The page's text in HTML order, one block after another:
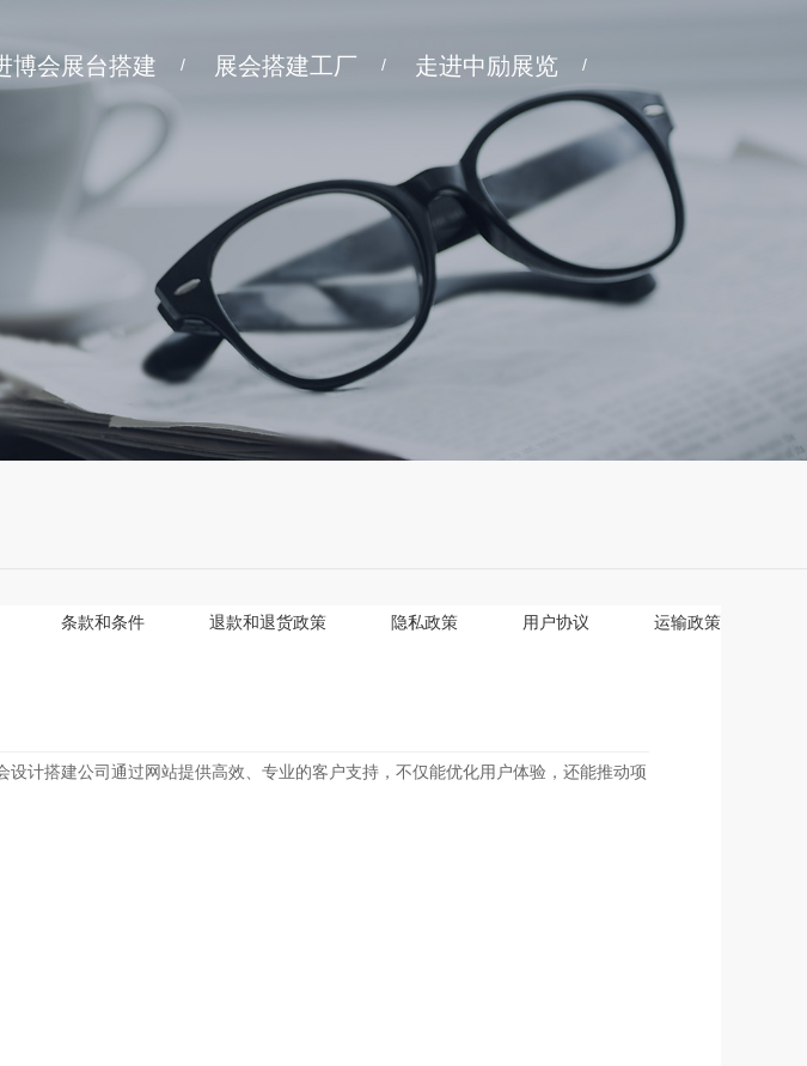
博会展台搭建 / 展会搭建工厂 / 走进中励展览 /
条款和条件 退款和退货政策 隐私政策 用户协议 运输政策
计搭建公司通过网站提供高效、专业的客户支持，不仅能优化用户体验，还能推动项